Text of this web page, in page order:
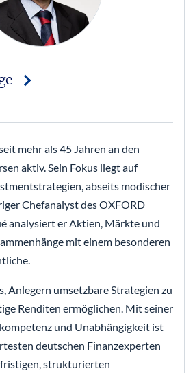
mehr als 45 Jahren an den
aktiv. Sein Fokus liegt auf
abseits modischer
Chefanalyst des OXFORD
analysiert er Aktien, Märkte und
mit einem besonderen
Anlegern umsetzbare Strategien zu
Renditen ermöglichen. Mit seiner
und Unabhängigkeit ist
deutschen Finanzexperten
strukturierten